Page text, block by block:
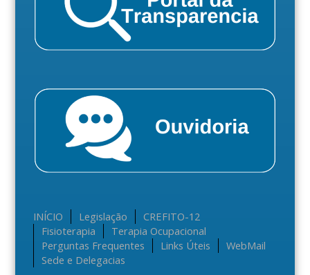
INÍCIO Legislação
CREFITO-12
Fisioterapia
Terapia Ocupacional
Perguntas Frequentes
Links Úteis
WebMail
Sede e Delegacias